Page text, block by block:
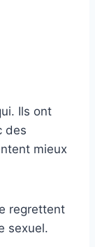
Ils ont
des
mieux
regrettent
sexuel.